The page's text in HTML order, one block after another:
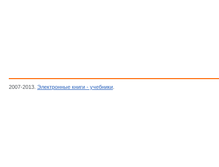
2007-2013. Электронные книги - учебники